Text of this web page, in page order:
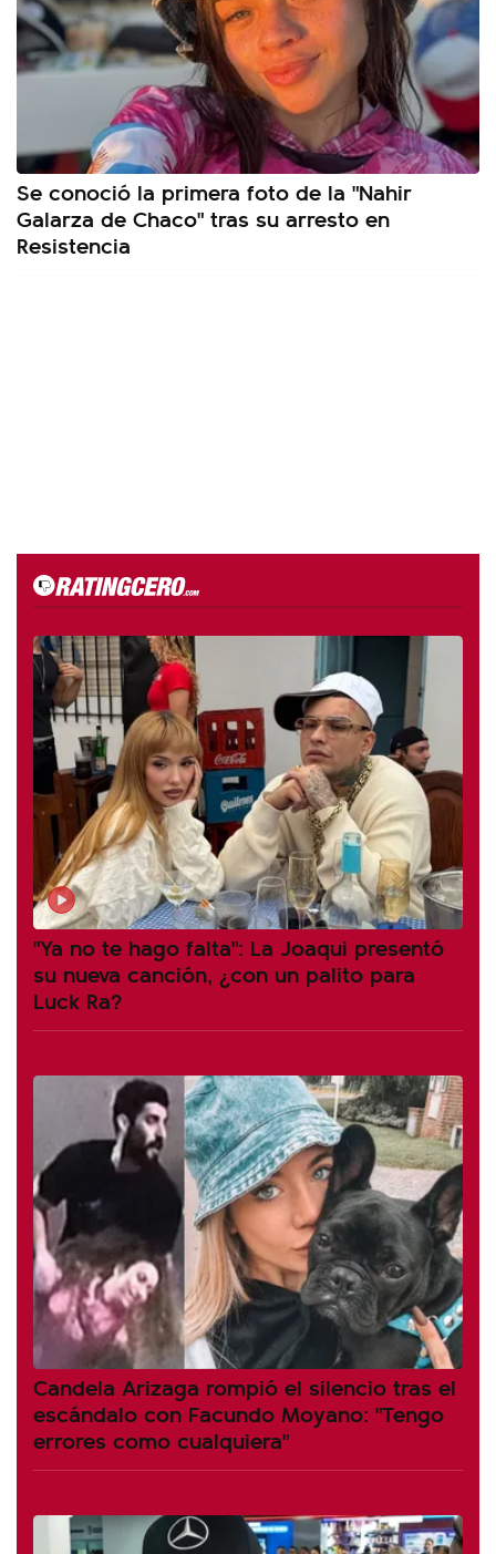
Se conoció la primera foto de la "Nahir
Galarza de Chaco" tras su arresto en
Resistencia
"Ya no te hago falta": La Joaqui presentó
su nueva canción, ¿con un palito para
Luck Ra?
Candela Arizaga rompió el silencio tras el
escándalo con Facundo Moyano: "Tengo
errores como cualquiera"